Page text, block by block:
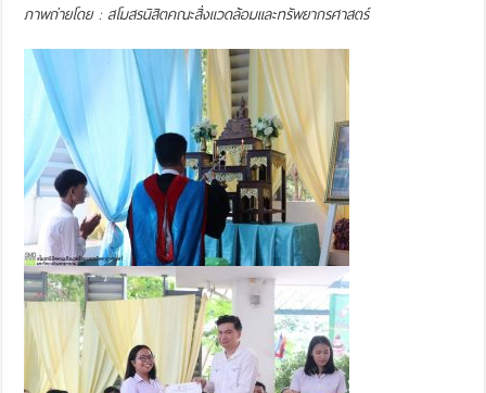
ภาพถ่ายโดย : สโมสรนิสิตคณะสิ่งแวดล้อมและทรัพยากรศาสตร์